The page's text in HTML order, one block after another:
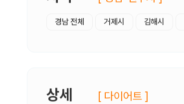
경남 전체 거제시 김해시
상세 [ 다이어트 ]